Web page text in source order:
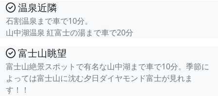
温泉近隣
石割温泉まで車で10分。
山中湖温泉 紅富士の湯まで車で20分
富士山眺望
富士山絶景スポットで有名な山中湖まで車で10分。季節に
よっては富士山に沈む夕日ダイヤモンド富士が見れま
す！！